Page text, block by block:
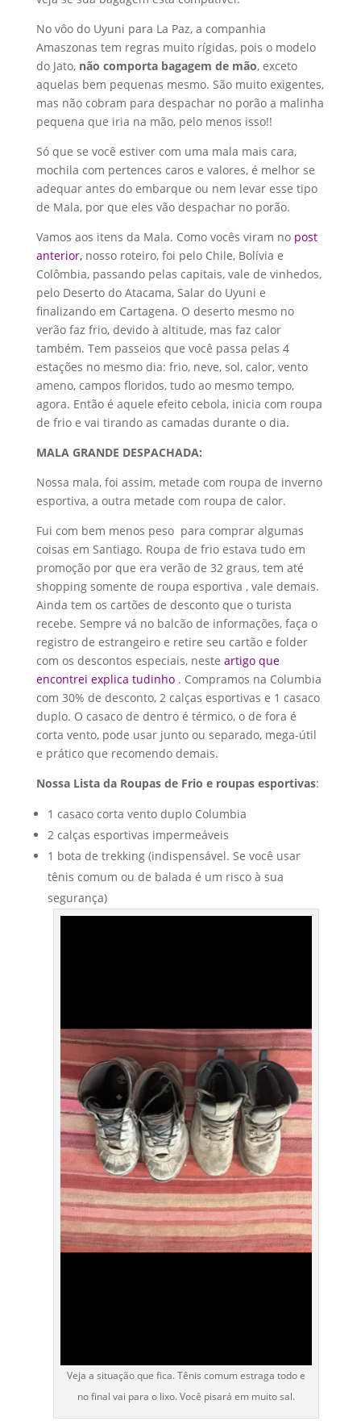
No vôo do Uyuni para La Paz, a companhia
Amaszonas tem regras muito rígidas, pois o modelo
do Jato, não comporta bagagem de mão, exceto
aquelas bem pequenas mesmo. São muito exigentes,
mas não cobram para despachar no porão a malinha
pequena que iria na mão, pelo menos isso!!
Só que se você estiver com uma mala mais cara,
mochila com pertences caros e valores, é melhor se
adequar antes do embarque ou nem levar esse tipo
de Mala, por que eles vão despachar no porão.
Vamos aos itens da Mala. Como vocês viram no post
anterior,nosso roteiro, foi pelo Chile, Bolívia e
Colômbia, passando pelas capitais, vale de vinhedos,
pelo Deserto do Atacama, Salar do Uyuni e
finalizando em Cartagena. O deserto mesmo no
verão faz frio, devido à altitude, mas faz calor
também. Tem passeios que você passa pelas 4
estações no mesmo dia: frio, neve, sol, calor, vento
ameno, campos floridos, tudo ao mesmo tempo,
agora. Então é aquele efeito cebola, inicia com roupa
de frio e vai tirando as camadas durante o dia.
MALA GRANDE DESPACHADA:
Nossa mala, foi assim, metade com roupa de inverno
esportiva, a outra metade com roupa de calor.
Fui com bem menos peso para comprar algumas
coisas em Santiago. Roupa de frio estava tudo em
promoção por que era verão de 32 graus, tem até
shopping somente de roupa esportiva , vale demais.
Ainda tem os cartões de desconto que o turista
recebe. Sempre vá no balcão de informações, faça o
registro de estrangeiro e retire seu cartão e folder
com os descontos especiais, neste artigo que
encontrei explica tudinho. Compramos na Columbia
com 30% de desconto, 2 calças esportivas e 1 casaco
duplo. O casaco de dentro é térmico, o de fora é
corta vento, pode usar junto ou separado, mega-útil
e prático que recomendo demais.
Nossa Lista da Roupas de Frio e roupas esportivas:
1 casaco corta vento duplo Columbia
2 calças esportivas impermeáveis
1 bota de trekking (indispensável. Se você usar
tênis comum ou de balada é um risco à sua
segurança)
Veja a situação que fica. Tênis comum estraga todo e
no final vai para o lixo. Você pisará em muito sal.